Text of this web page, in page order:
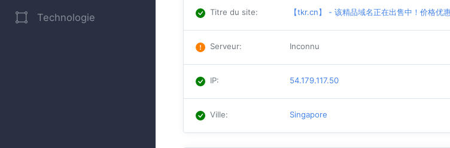
Technologie Titre du site: 【tkr.cn】 - 该精品域名正在出售中！价格
Serveur: Inconnu
IP: 54.179.117.50
Ville: Singapore